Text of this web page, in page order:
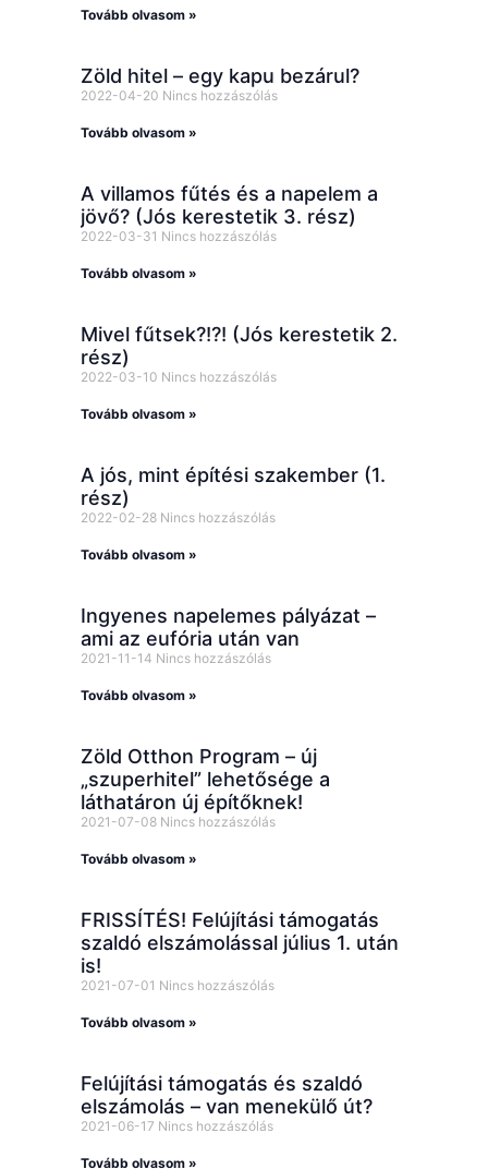
Tovább olvasom »
Zöld hitel – egy kapu bezárul?
2022-04-20 Nincs hozzászólás
Tovább olvasom »
A villamos fűtés és a napelem a
jövő? (Jós kerestetik 3. rész)
2022-03-31 Nincs hozzászólás
Tovább olvasom »
Mivel fűtsek?!?! (Jós kerestetik 2.
rész)
2022-03-10 Nincs hozzászólás
Tovább olvasom »
A jós, mint építési szakember (1.
rész)
2022-02-28 Nincs hozzászólás
Tovább olvasom »
Ingyenes napelemes pályázat –
ami az eufória után van
2021-11-14 Nincs hozzászólás
Tovább olvasom »
Zöld Otthon Program – új
„szuperhitel” lehetősége a
láthatáron új építőknek!
2021-07-08 Nincs hozzászólás
Tovább olvasom »
FRISSÍTÉS! Felújítási támogatás
szaldó elszámolással július 1. után
is!
2021-07-01 Nincs hozzászólás
Tovább olvasom »
Felújítási támogatás és szaldó
elszámolás – van menekülő út?
2021-06-17 Nincs hozzászólás
Tovább olvasom »